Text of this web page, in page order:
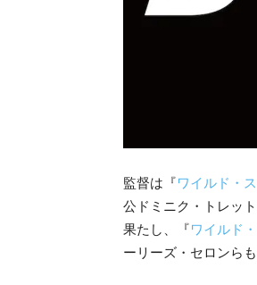
監督は『ワイルド・
公ドミニク・トレッ
果たし、『ワイルド
ーリーズ・セロンら